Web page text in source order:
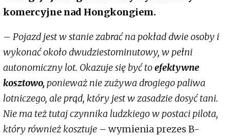
komercyjne nad Hongkongiem.
– Pojazd jest w stanie zabrać na pokład dwie osoby i
wykonać około dwudziestominutowy, w pełni
autonomiczny lot. Okazuje się być toefektywne
kosztowo, ponieważ nie zużywa drogiego paliwa
lotniczego, ale prąd, który jest w zasadzie dosyć tani.
Nie ma też tutaj czynnika ludzkiego w postaci pilota,
który również kosztuje –wymienia prezes B-